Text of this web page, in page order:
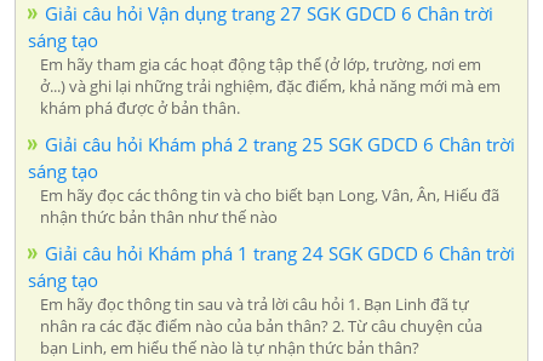
Giải câu hỏi Vận dụng trang 27 SGK GDCD 6 Chân trời
sáng tạo
Em hãy tham gia các hoạt động tập thể (ở lớp, trường, nơi em
ở...) và ghi lại những trải nghiệm, đặc điểm, khả năng mới mà em
khám phá được ở bản thân.
Giải câu hỏi Khám phá 2 trang 25 SGK GDCD 6 Chân trời
sáng tạo
Em hãy đọc các thông tin và cho biết bạn Long, Vân, Ân, Hiếu đã
nhận thức bản thân như thế nào
Giải câu hỏi Khám phá 1 trang 24 SGK GDCD 6 Chân trời
sáng tạo
Em hãy đọc thông tin sau và trả lời câu hỏi 1. Bạn Linh đã tự
nhân ra các đặc điểm nào của bản thân? 2. Từ câu chuyện của
bạn Linh, em hiểu thế nào là tự nhận thức bản thân?